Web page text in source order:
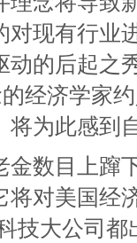
对现有行业
动的后起之
经济学家
将为此感到
金数目上蹿
将对美国经
技大公司都